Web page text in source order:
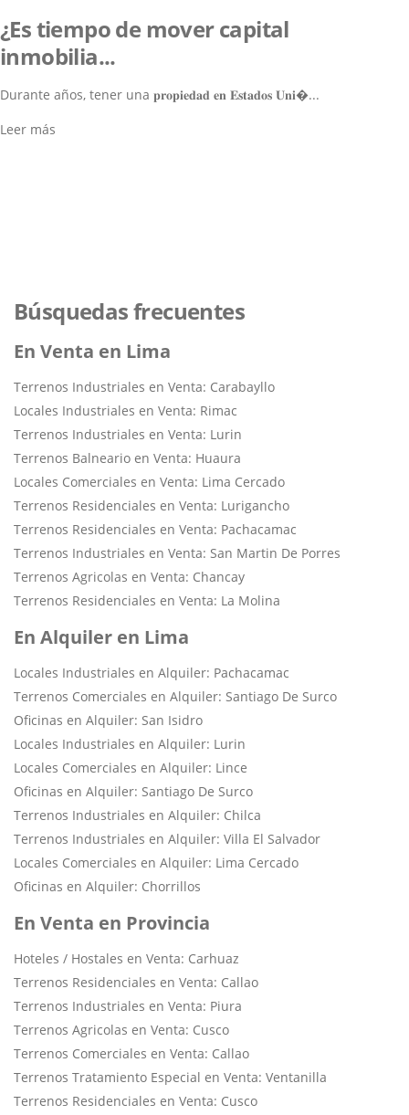
¿Es tiempo de mover capital
inmobilia...
Durante años, tener una 𝐩𝐫𝐨𝐩𝐢𝐞𝐝𝐚𝐝 𝐞𝐧 𝐄𝐬𝐭𝐚𝐝𝐨𝐬 𝐔𝐧𝐢�...
Leer más
Búsquedas frecuentes
En Venta en Lima
Terrenos Industriales en Venta: Carabayllo
Locales Industriales en Venta: Rimac
Terrenos Industriales en Venta: Lurin
Terrenos Balneario en Venta: Huaura
Locales Comerciales en Venta: Lima Cercado
Terrenos Residenciales en Venta: Lurigancho
Terrenos Residenciales en Venta: Pachacamac
Terrenos Industriales en Venta: San Martin De Porres
Terrenos Agricolas en Venta: Chancay
Terrenos Residenciales en Venta: La Molina
En Alquiler en Lima
Locales Industriales en Alquiler: Pachacamac
Terrenos Comerciales en Alquiler: Santiago De Surco
Oficinas en Alquiler: San Isidro
Locales Industriales en Alquiler: Lurin
Locales Comerciales en Alquiler: Lince
Oficinas en Alquiler: Santiago De Surco
Terrenos Industriales en Alquiler: Chilca
Terrenos Industriales en Alquiler: Villa El Salvador
Locales Comerciales en Alquiler: Lima Cercado
Oficinas en Alquiler: Chorrillos
En Venta en Provincia
Hoteles / Hostales en Venta: Carhuaz
Terrenos Residenciales en Venta: Callao
Terrenos Industriales en Venta: Piura
Terrenos Agricolas en Venta: Cusco
Terrenos Comerciales en Venta: Callao
Terrenos Tratamiento Especial en Venta: Ventanilla
Terrenos Residenciales en Venta: Cusco